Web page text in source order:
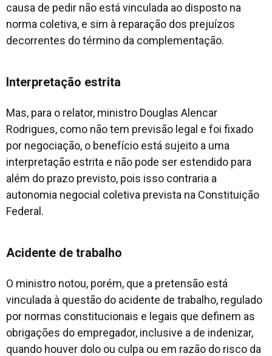
causa de pedir não está vinculada ao disposto na
norma coletiva, e sim à reparação dos prejuízos
decorrentes do término da complementação.
Interpretação estrita
Mas, para o relator, ministro Douglas Alencar
Rodrigues, como não tem previsão legal e foi fixado
por negociação, o benefício está sujeito a uma
interpretação estrita e não pode ser estendido para
além do prazo previsto, pois isso contraria a
autonomia negocial coletiva prevista na Constituição
Federal.
Acidente de trabalho
O ministro notou, porém, que a pretensão está
vinculada à questão do acidente de trabalho, regulado
por normas constitucionais e legais que definem as
obrigações do empregador, inclusive a de indenizar,
quando houver dolo ou culpa ou em razão do risco da